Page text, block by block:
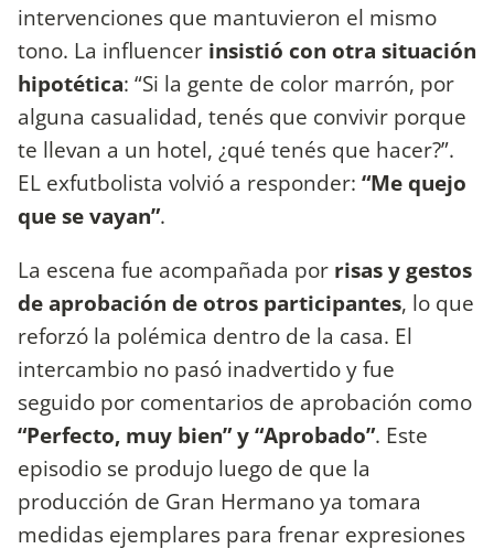
intervenciones que mantuvieron el mismo
tono. La influencer insistió con otra situación
hipotética: “Si la gente de color marrón, por
alguna casualidad, tenés que convivir porque
te llevan a un hotel, ¿qué tenés que hacer?”.
EL exfutbolista volvió a responder: “Me quejo
que se vayan”.
La escena fue acompañada por risas y gestos
de aprobación de otros participantes, lo que
reforzó la polémica dentro de la casa. El
intercambio no pasó inadvertido y fue
seguido por comentarios de aprobación como
“Perfecto, muy bien” y “Aprobado”. Este
episodio se produjo luego de que la
producción de Gran Hermano ya tomara
medidas ejemplares para frenar expresiones